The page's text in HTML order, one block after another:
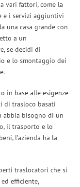
vari fattori, come la
e i servizi aggiuntivi
una casa grande con
a un
se decidi di
e lo smontaggio dei
in base alle esigenze
di trasloco basati
abbia bisogno di un
il trasporto e lo
l’azienda ha la
traslocatori che si
efficiente,